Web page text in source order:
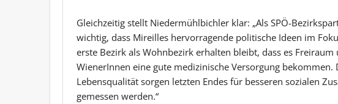
Gleichzeitig stellt Niedermühlbichler klar: „Als SPÖ-
wichtig, dass Mireilles hervorragende politische Ideen im
erste Bezirk als Wohnbezirk erhalten bleibt, dass es
WienerInnen eine gute medizinische Versorgung bekommen.
Lebensqualität sorgen letzten Endes für besseren sozialen
gemessen werden.“